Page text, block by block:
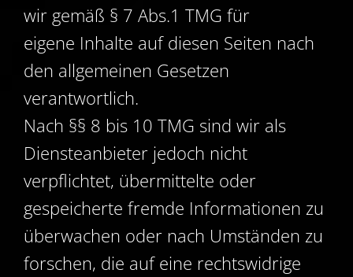
wir gemäß § 7 Abs.1 TMG für
eigene Inhalte auf diesen Seiten nach
den allgemeinen Gesetzen
verantwortlich.
Nach §§ 8 bis 10 TMG sind wir als
Diensteanbieter jedoch nicht
verpflichtet, übermittelte oder
gespeicherte fremde Informationen zu
überwachen oder nach Umständen zu
forschen, die auf eine rechtswidrige